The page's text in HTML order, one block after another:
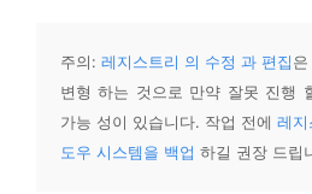
주의: 레지스트리 의 수정 과 편집
변형 하는 것으로 만약 잘못 진행
가능 성이 있습니다. 작업 전에 레지
도우 시스템을 백업 하길 권장 드립